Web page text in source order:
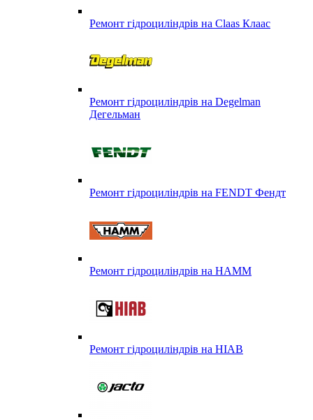
Ремонт гідроциліндрів на Claas Клаас
Ремонт гідроциліндрів на Degelman
Дегельман
Ремонт гідроциліндрів на FENDT Фендт
Ремонт гідроциліндрів на HAMM
Ремонт гідроциліндрів на HIAB